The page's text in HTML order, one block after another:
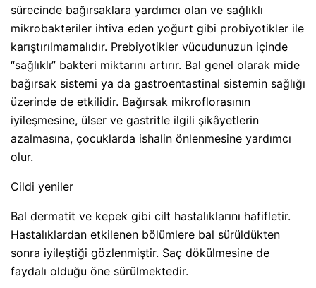
sürecinde bağırsaklara yardımcı olan ve sağlıklı
mikrobakteriler ihtiva eden yoğurt gibi probiyotikler ile
karıştırılmamalıdır. Prebiyotikler vücudunuzun içinde
“sağlıklı” bakteri miktarını artırır. Bal genel olarak mide
bağırsak sistemi ya da gastroentastinal sistemin sağlığı
üzerinde de etkilidir. Bağırsak mikroflorasının
iyileşmesine, ülser ve gastritle ilgili şikâyetlerin
azalmasına, çocuklarda ishalin önlenmesine yardımcı
olur.
Cildi yeniler
Bal dermatit ve kepek gibi cilt hastalıklarını hafifletir.
Hastalıklardan etkilenen bölümlere bal sürüldükten
sonra iyileştiği gözlenmiştir. Saç dökülmesine de
faydalı olduğu öne sürülmektedir.